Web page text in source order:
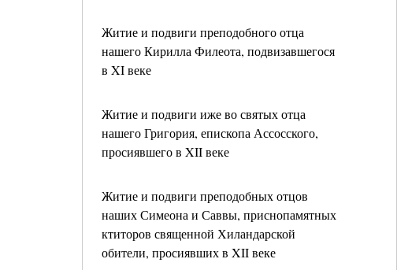
Житие и подвиги преподобного отца
нашего Кирилла Филеота, подвизавшегося
в XI веке
Житие и подвиги иже во святых отца
нашего Григория, епископа Ассосского,
просиявшего в XII веке
Житие и подвиги преподобных отцов
наших Симеона и Саввы, приснопамятных
ктиторов священной Хиландарской
обители, просиявших в XII веке